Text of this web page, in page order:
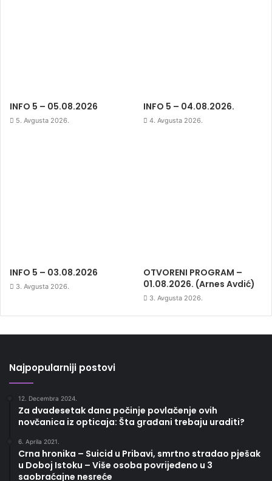
INFO 5 – 05.08.2026
5. Avgusta 2026.
INFO 5 – 04.08.2026.
4. Avgusta 2026.
INFO 5 – 03.08.2026
3. Avgusta 2026.
OTVORENI PROGRAM –
01.08.2026. (Arnes Avdić)
3. Avgusta 2026.
Najpopularniji postovi
12. Decembra 2024.
Za dvadesetak dana počinje povlačenje ovih
novčanica iz opticaja: Šta građani trebaju uraditi?
6. Aprila 2021.
Crna hronika – Suicid u Pribavi, smrtno stradao pješak
u Doboj Istoku – Više osoba povrijeđeno u 3
saobraćajne nesreće